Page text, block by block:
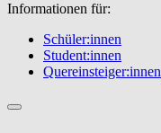
Informationen für:
Schüler:innen
Student:innen
Quereinsteiger:innen